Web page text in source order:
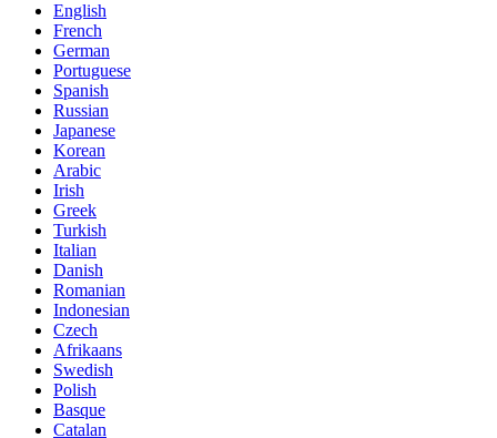
English
French
German
Portuguese
Spanish
Russian
Japanese
Korean
Arabic
Irish
Greek
Turkish
Italian
Danish
Romanian
Indonesian
Czech
Afrikaans
Swedish
Polish
Basque
Catalan